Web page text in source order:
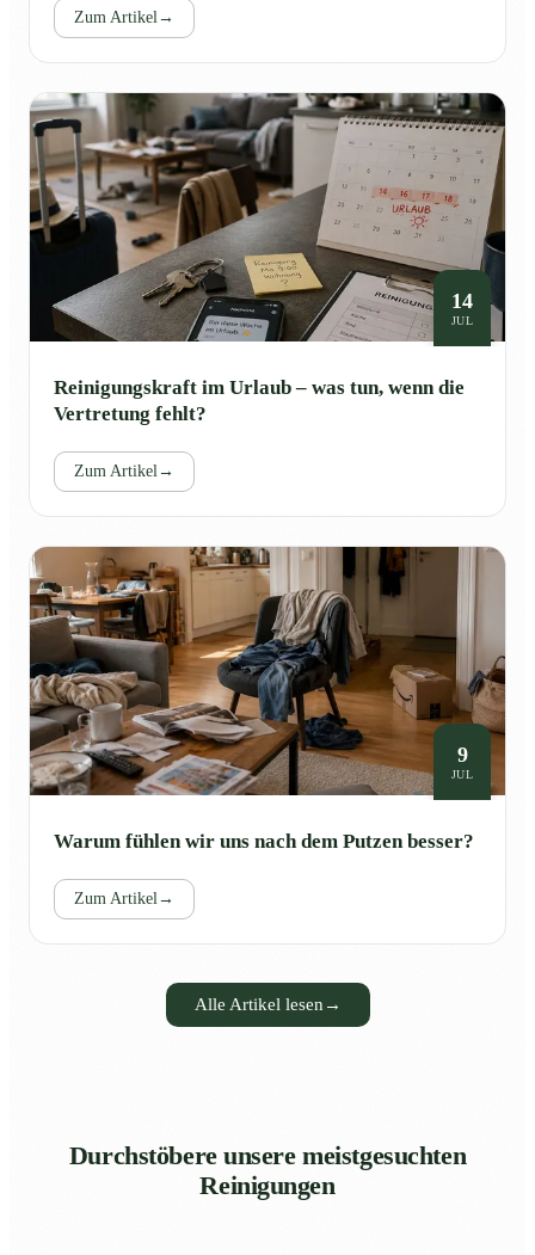
Zum Artikel→
14
JUL
Reinigungskraft im Urlaub – was tun, wenn die
Vertretung fehlt?
Zum Artikel→
9
JUL
Warum fühlen wir uns nach dem Putzen besser?
Zum Artikel→
Alle Artikel lesen →
Durchstöbere unsere meistgesuchten
Reinigungen